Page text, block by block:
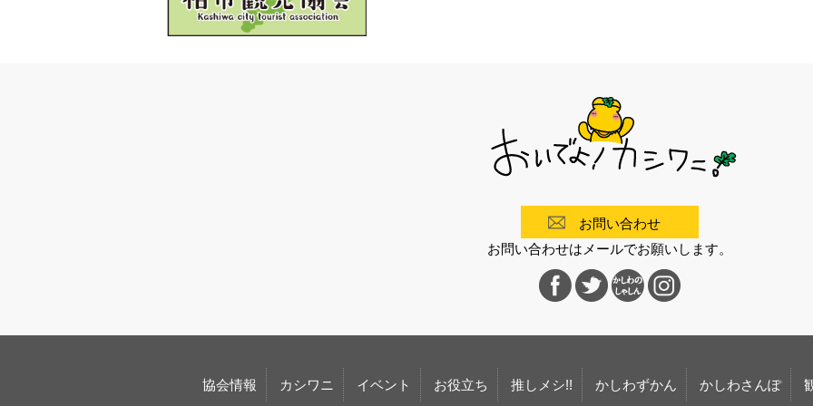
お問い合わせ
お問い合わせはメールでお願いします。
協会情報 カシワニ イベント お役立ち 推しメシ!! かしわずかん かしわさんぽ